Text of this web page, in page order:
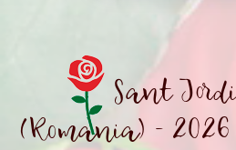
Sant
(Romania) - 2026